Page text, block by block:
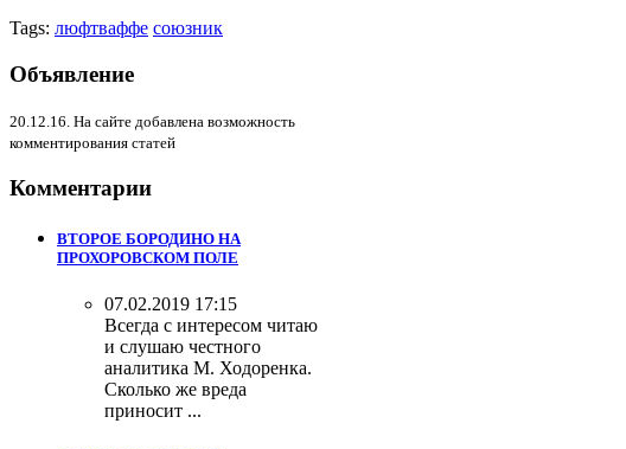
Tags: люфтваффе союзник
Объявление
20.12.16. На сайте добавлена возможность
комментирования статей
Комментарии
ВТОРОЕ БОРОДИНО НА
ПРОХОРОВСКОМ ПОЛЕ
07.02.2019 17:15
Всегда с интересом читаю
и слушаю честного
аналитика М. Ходоренка.
Сколько же вреда
приносит ...